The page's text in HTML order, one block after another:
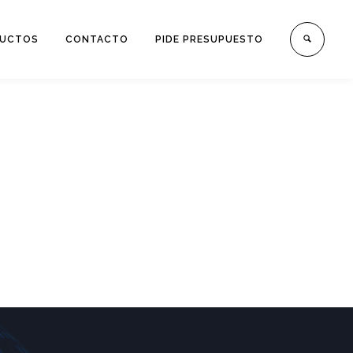
CONTACTO PIDE PRESUPUESTO